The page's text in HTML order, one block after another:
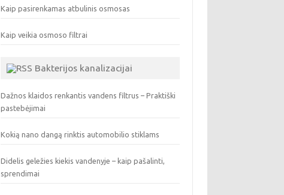
Kaip pasirenkamas atbulinis osmosas
Kaip veikia osmoso filtrai
Bakterijos kanalizacijai
Dažnos klaidos renkantis vandens filtrus – Praktiški
pastebėjimai
Kokią nano dangą rinktis automobilio stiklams
Didelis geležies kiekis vandenyje – kaip pašalinti,
sprendimai